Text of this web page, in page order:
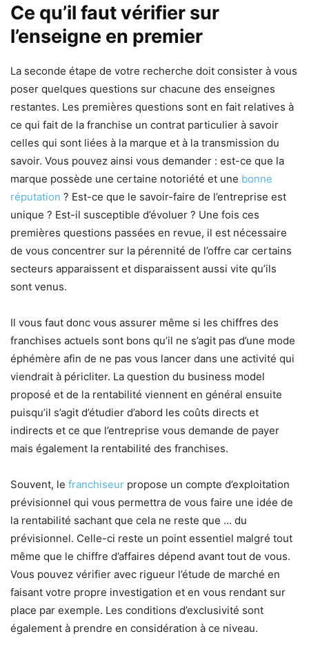
Ce qu’il faut vérifier sur
l’enseigne en premier
La seconde étape de votre recherche doit consister à vous
poser quelques questions sur chacune des enseignes
restantes. Les premières questions sont en fait relatives à
ce qui fait de la franchise un contrat particulier à savoir
celles qui sont liées à la marque et à la transmission du
savoir. Vous pouvez ainsi vous demander : est-ce que la
marque possède une certaine notoriété et une bonne
réputation ? Est-ce que le savoir-faire de l’entreprise est
unique ? Est-il susceptible d’évoluer ? Une fois ces
premières questions passées en revue, il est nécessaire
de vous concentrer sur la pérennité de l’offre car certains
secteurs apparaissent et disparaissent aussi vite qu’ils
sont venus.
Il vous faut donc vous assurer même si les chiffres des
franchises actuels sont bons qu’il ne s’agit pas d’une mode
éphémère afin de ne pas vous lancer dans une activité qui
viendrait à péricliter. La question du business model
proposé et de la rentabilité viennent en général ensuite
puisqu’il s’agit d’étudier d’abord les coûts directs et
indirects et ce que l’entreprise vous demande de payer
mais également la rentabilité des franchises.
Souvent, le franchiseur propose un compte d’exploitation
prévisionnel qui vous permettra de vous faire une idée de
la rentabilité sachant que cela ne reste que … du
prévisionnel. Celle-ci reste un point essentiel malgré tout
même que le chiffre d’affaires dépend avant tout de vous.
Vous pouvez vérifier avec rigueur l’étude de marché en
faisant votre propre investigation et en vous rendant sur
place par exemple. Les conditions d’exclusivité sont
également à prendre en considération à ce niveau.